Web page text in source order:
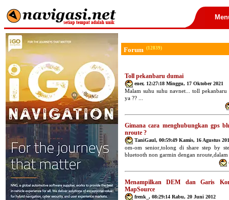
Forum (12839)
Toll pekanbaru dumai
ener, 12:27:18 Minggu, 17 Oktober 2021
Malam suhu suhu navnet... toll
ya ?? ...
Gimana cara menghubungkan gps
nroute ?
TaniGaul, 00:59:49 Kamis, 16 Agustus
om-om senior,tolong di share step by
bluetooth non garmin dengan nroute,dalam
Menampilkan DEM dan Garis
MapSource
frenk_ , 08:29:14 Rabu, 20 Juni 2012